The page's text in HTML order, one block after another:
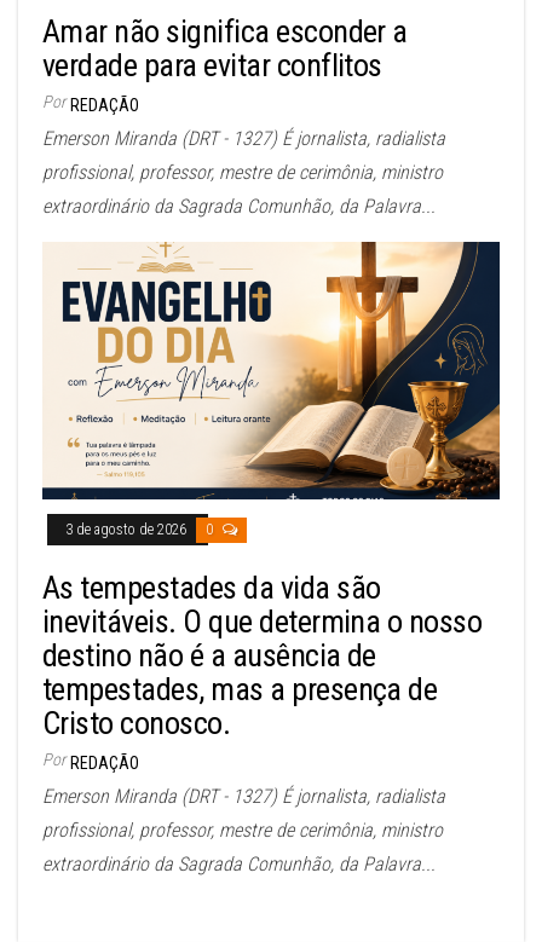
Amar não significa esconder a
verdade para evitar conflitos
Por REDAÇÃO
Emerson Miranda (DRT - 1327) É jornalista, radialista
profissional, professor, mestre de cerimônia, ministro
extraordinário da Sagrada Comunhão, da Palavra...
3 de agosto de 2026 0
As tempestades da vida são
inevitáveis. O que determina o nosso
destino não é a ausência de
tempestades, mas a presença de
Cristo conosco.
Por REDAÇÃO
Emerson Miranda (DRT - 1327) É jornalista, radialista
profissional, professor, mestre de cerimônia, ministro
extraordinário da Sagrada Comunhão, da Palavra...